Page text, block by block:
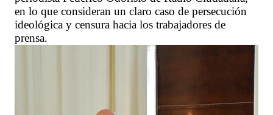
en lo que consideran un claro caso de persecución
ideológica y censura hacia los trabajadores de
prensa.